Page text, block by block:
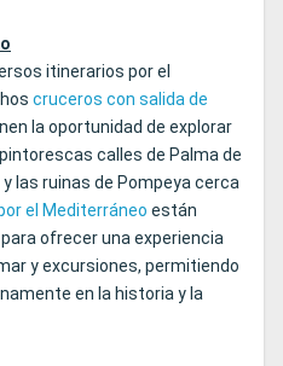
itinerarios por el
cruceros con salida de
la oportunidad de explorar
calles de Palma de
las ruinas de Pompeya cerca
el Mediterráneo están
ofrecer una experiencia
y excursiones, permitiendo
en la historia y la